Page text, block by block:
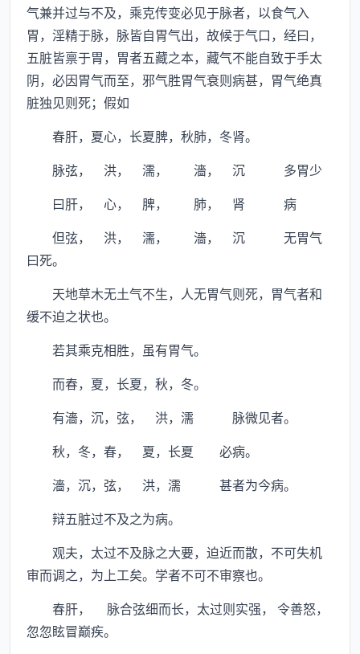
气兼并过与不及，乘克传变必见于脉者，以食气入
胃，淫精于脉，脉皆自胃气出，故候于气口，经曰，
五脏皆禀于胃，胃者五藏之本，藏气不能自致于手太
阴，必因胃气而至，邪气胜胃气衰则病甚，胃气绝真
脏独见则死；假如
春肝，夏心，长夏脾，秋肺，冬肾。
脉弦， 洪， 濡， 濇， 沉 多胃少
曰肝， 心， 脾， 肺， 肾 病
但弦， 洪， 濡， 濇， 沉 无胃气
曰死。
天地草木无土气不生，人无胃气则死，胃气者和
缓不迫之状也。
若其乘克相胜，虽有胃气。
而春，夏，长夏，秋，冬。
有濇，沉，弦， 洪，濡 脉微见者。
秋，冬，春， 夏，长夏 必病。
濇，沉，弦， 洪，濡 甚者为今病。
辩五脏过不及之为病。
观夫，太过不及脉之大要，迫近而散，不可失机
审而调之，为上工矣。学者不可不审察也。
春肝， 脉合弦细而长，太过则实强， 令善怒，
忽忽眩冒巅疾。